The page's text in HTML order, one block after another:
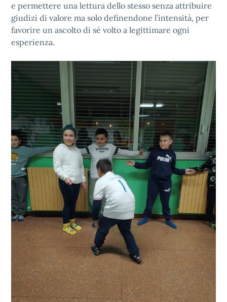
e permettere una lettura dello stesso senza attribuire
giudizi di valore ma solo definendone l’intensità, per
favorire un ascolto di sé volto a legittimare ogni
esperienza.